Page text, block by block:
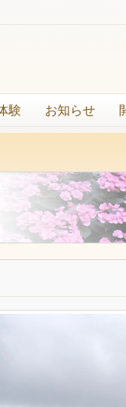
験 お知らせ